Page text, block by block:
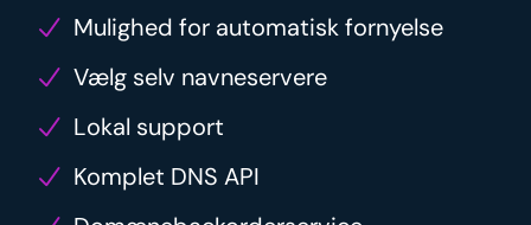
Mulighed for automatisk fornyelse
Vælg selv navneservere
Lokal support
Komplet DNS API